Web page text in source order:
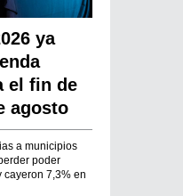
ya
el fin de
agosto
a municipios
poder
cayeron 7,3% en